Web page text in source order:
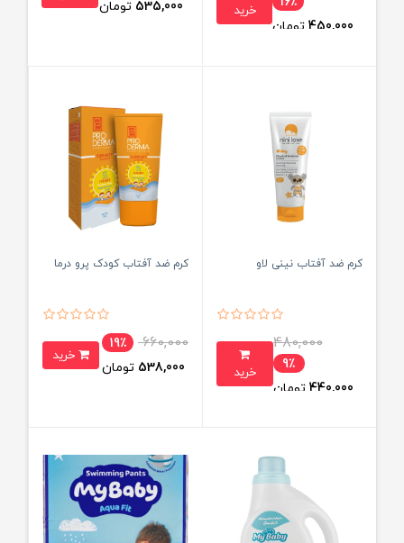
450,000تومان
خرید 535,000 تومان
کرم ضد آفتاب نینی لاو
480,000
9٪
440,000 تومان
خرید
کرم ضد آفتاب کودک پرو درما
660,000
19٪
538,000 تومان